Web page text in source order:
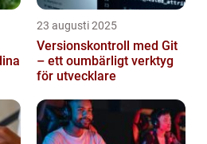
23 augusti 2025
Versionskontroll med Git
– ett oumbärligt verktyg
för utvecklare